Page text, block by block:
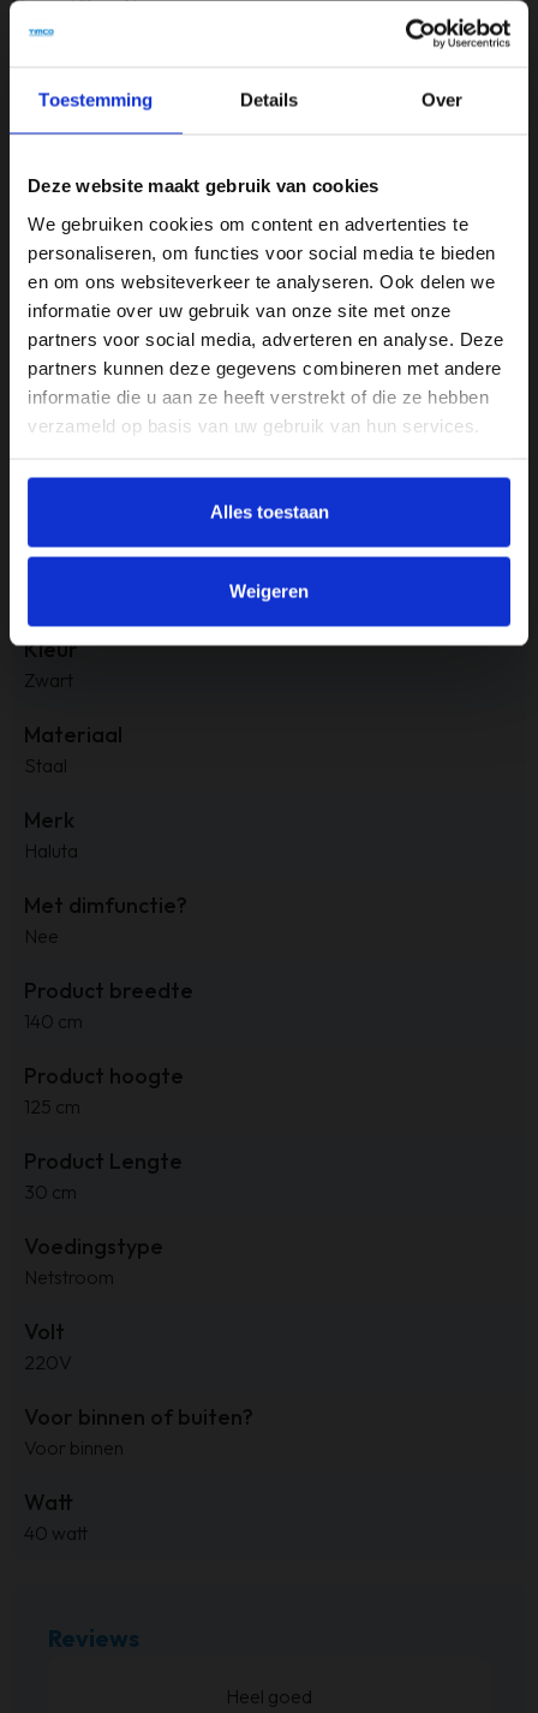
Toestemming Details Over
Deze website maakt gebruik van cookies
We gebruiken cookies om content en advertenties te
personaliseren, om functies voor social media te bieden
en om ons websiteverkeer te analyseren. Ook delen we
informatie over uw gebruik van onze site met onze
partners voor social media, adverteren en analyse. Deze
partners kunnen deze gegevens combineren met andere
informatie die u aan ze heeft verstrekt of die ze hebben
verzameld op basis van uw gebruik van hun services.
Alles toestaan
Weigeren
Specificaties
Afmeting
Apps vereist?
Nee
Bediening verlichting
Wandschakelaar
Fitting
E27
Inclusief ichtbron
IP-waarde
Kleur
Zwart
Materiaal
Staal
Merk
Haluta
Met dimfunctie?
Nee
Product breedte
140 cm
Product hoogte
125 cm
Product Lengte
30 cm
Voedingstype
Netstroom
Volt
220V
Voor binnen of buiten?
Voor binnen
Watt
40 watt
Reviews
Heel goed